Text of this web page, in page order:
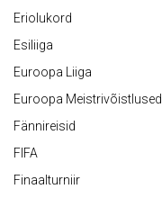
Eriolukord
Esiliiga
Euroopa Liiga
Euroopa Meistrivõistlused
Fännireisid
FIFA
Finaalturniir